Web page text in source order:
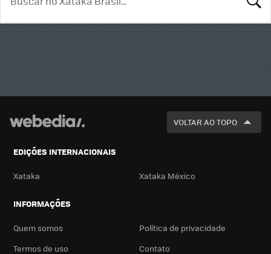
VOLTAR AO TOPO
EDIÇÕES INTERNACIONAIS
Xataka Xataka México
INFORMAÇÕES
Quem somos
Política de privacidade
Termos de uso
Contato